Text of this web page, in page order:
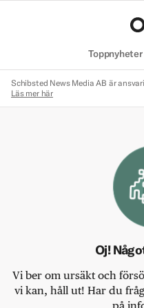
Toppnyheter
Schibsted News Media AB är
Läs mer här
Oj!
Vi ber om ursäkt och
vi kan, håll ut! Har du